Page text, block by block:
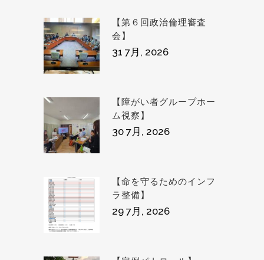
【第６回政治倫理審査
会】
31 7月, 2026
【障がい者グループホー
ム視察】
30 7月, 2026
【命を守るためのインフ
ラ整備】
29 7月, 2026